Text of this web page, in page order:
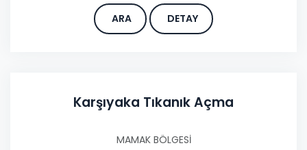
ARA DETAY
Karşıyaka Tıkanık Açma
MAMAK BÖLGESİ